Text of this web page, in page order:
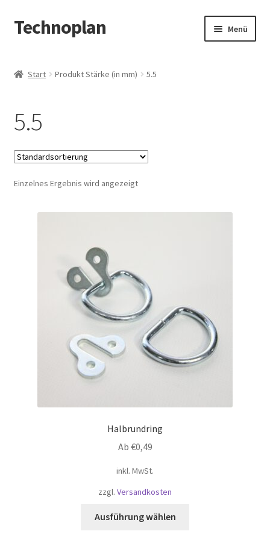
Zur
Navigation
Zum
Inhalt
Technoplan Menü
Datenschutzerklärung
Impressum
Kasse
Start Produkt Stärke (in mm) 5.5
5.5
Einzelnes Ergebnis wird angezeigt
Halbrundring
Ab €0,49
inkl. MwSt.
zzgl. Versandkosten
Ausführung wählen